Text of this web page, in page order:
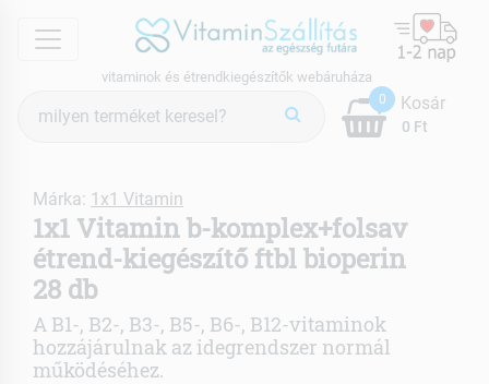
menu
vitaminok és étrendkiegészítők webáruháza
keresés
0
0 Ft
Kosár
Márka: 1x1 Vitamin
1x1 Vitamin b-komplex+folsav
étrend-kiegészítő ftbl bioperin
28 db
A B1-, B2-, B3-, B5-, B6-, B12-vitaminok
hozzájárulnak az idegrendszer normál
működéséhez.